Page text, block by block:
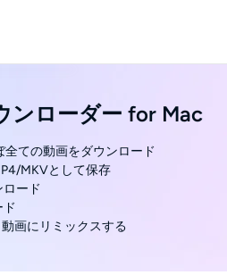
ンローダー for Mac
全ての動画をダウンロード
MKVとして保存
ード
画にリミックスする